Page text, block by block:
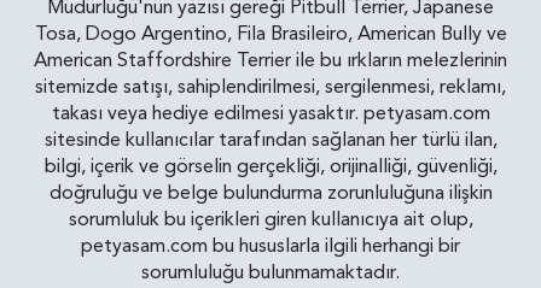
Müdürlüğü'nün yazısı gereği Pitbull Terrier, Japanese
Tosa, Dogo Argentino, Fila Brasileiro, American Bully ve
American Staffordshire Terrier ile bu ırkların melezlerinin
sitemizde satışı, sahiplendirilmesi, sergilenmesi, reklamı,
takası veya hediye edilmesi yasaktır. petyasam.com
sitesinde kullanıcılar tarafından sağlanan her türlü ilan,
bilgi, içerik ve görselin gerçekliği, orijinalliği, güvenliği,
doğruluğu ve belge bulundurma zorunluluğuna ilişkin
sorumluluk bu içerikleri giren kullanıcıya ait olup,
petyasam.com bu hususlarla ilgili herhangi bir
sorumluluğu bulunmamaktadır.